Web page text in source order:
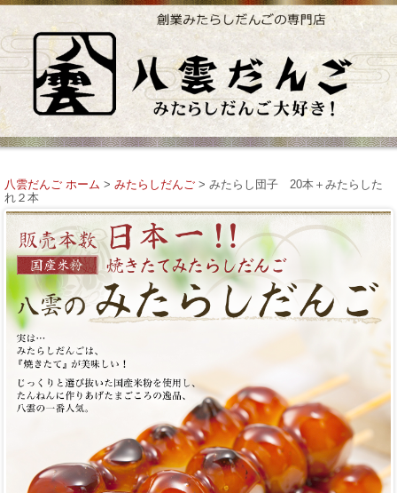
八雲だんご ホーム > みたらしだんご > みたらし団子 20本＋みたらした
れ２本